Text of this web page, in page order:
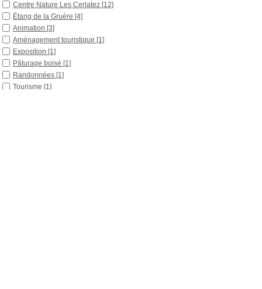
Centre Nature Les Cerlatez [12]
Étang de la Gruère [4]
Animation [3]
Aménagement touristique [1]
Exposition [1]
Pâturage boisé [1]
Randonnées [1]
Tourisme [1]